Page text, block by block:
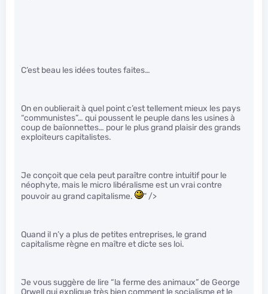
C’est beau les idées toutes faites…
On en oublierait à quel point c’est tellement mieux les pays
“communistes”… qui poussent le peuple dans les usines à
coup de baïonnettes… pour le plus grand plaisir des grands
exploiteurs capitalistes.
Je conçoit que cela peut paraître contre intuitif pour le
néophyte, mais le micro libéralisme est un vrai contre
pouvoir au grand capitalisme.
" />
Quand il n’y a plus de petites entreprises, le grand
capitalisme règne en maître et dicte ses loi.
Je vous suggère de lire “la ferme des animaux” de George